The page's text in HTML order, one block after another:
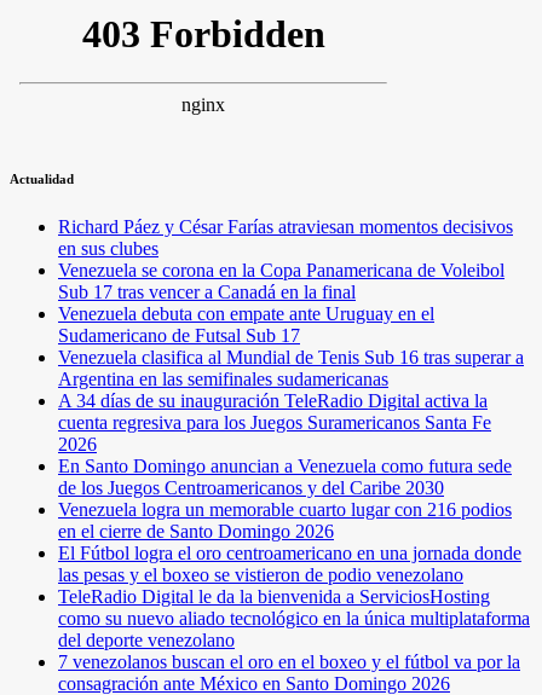
Actualidad
Richard Páez y César Farías atraviesan momentos decisivos
en sus clubes
Venezuela se corona en la Copa Panamericana de Voleibol
Sub 17 tras vencer a Canadá en la final
Venezuela debuta con empate ante Uruguay en el
Sudamericano de Futsal Sub 17
Venezuela clasifica al Mundial de Tenis Sub 16 tras superar a
Argentina en las semifinales sudamericanas
A 34 días de su inauguración TeleRadio Digital activa la
cuenta regresiva para los Juegos Suramericanos Santa Fe
2026
En Santo Domingo anuncian a Venezuela como futura sede
de los Juegos Centroamericanos y del Caribe 2030
Venezuela logra un memorable cuarto lugar con 216 podios
en el cierre de Santo Domingo 2026
El Fútbol logra el oro centroamericano en una jornada donde
las pesas y el boxeo se vistieron de podio venezolano
TeleRadio Digital le da la bienvenida a ServiciosHosting
como su nuevo aliado tecnológico en la única multiplataforma
del deporte venezolano
7 venezolanos buscan el oro en el boxeo y el fútbol va por la
consagración ante México en Santo Domingo 2026